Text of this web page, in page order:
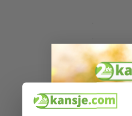
long
Grey L
Prijs op bol.com
€ 19,99
-